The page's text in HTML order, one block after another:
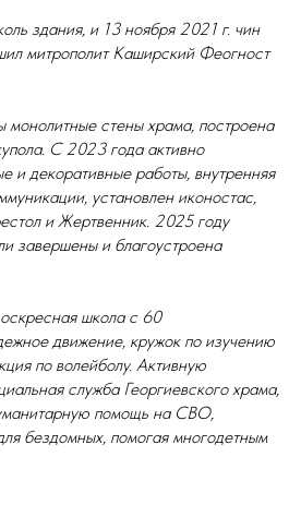
здания, и 13 ноября 2021 г. чин
митрополит Каширский Феогност
стены храма, построена
С 2023 года активно
и декоративные работы, внутренняя
установлен иконостас,
и Жертвенник. 2025 году
завершены и благоустроена
школа с 60
движение, кружок по изучению
по волейболу. Активную
служба Георгиевского храма,
помощь на СВО,
бездомных, помогая многодетным